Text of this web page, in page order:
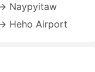
Naypyitaw
Heho Airport